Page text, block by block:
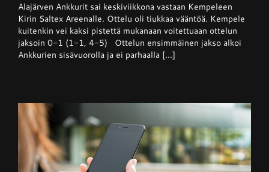
–
Kempele
haki
niukan
voiton
Ankkureilta
Alajärven Ankkurit sai keskiviikkona vastaan Kempeleen
Kirin Saltex Areenalle. Ottelu oli tiukkaa vääntöä. Kempele
kuitenkin vei kaksi pistettä mukanaan voitettuaan ottelun
jaksoin 0-1 (1-1, 4-5) Ottelun ensimmäinen jakso alkoi
Ankkurien sisävuorolla ja ei parhaalla [...]